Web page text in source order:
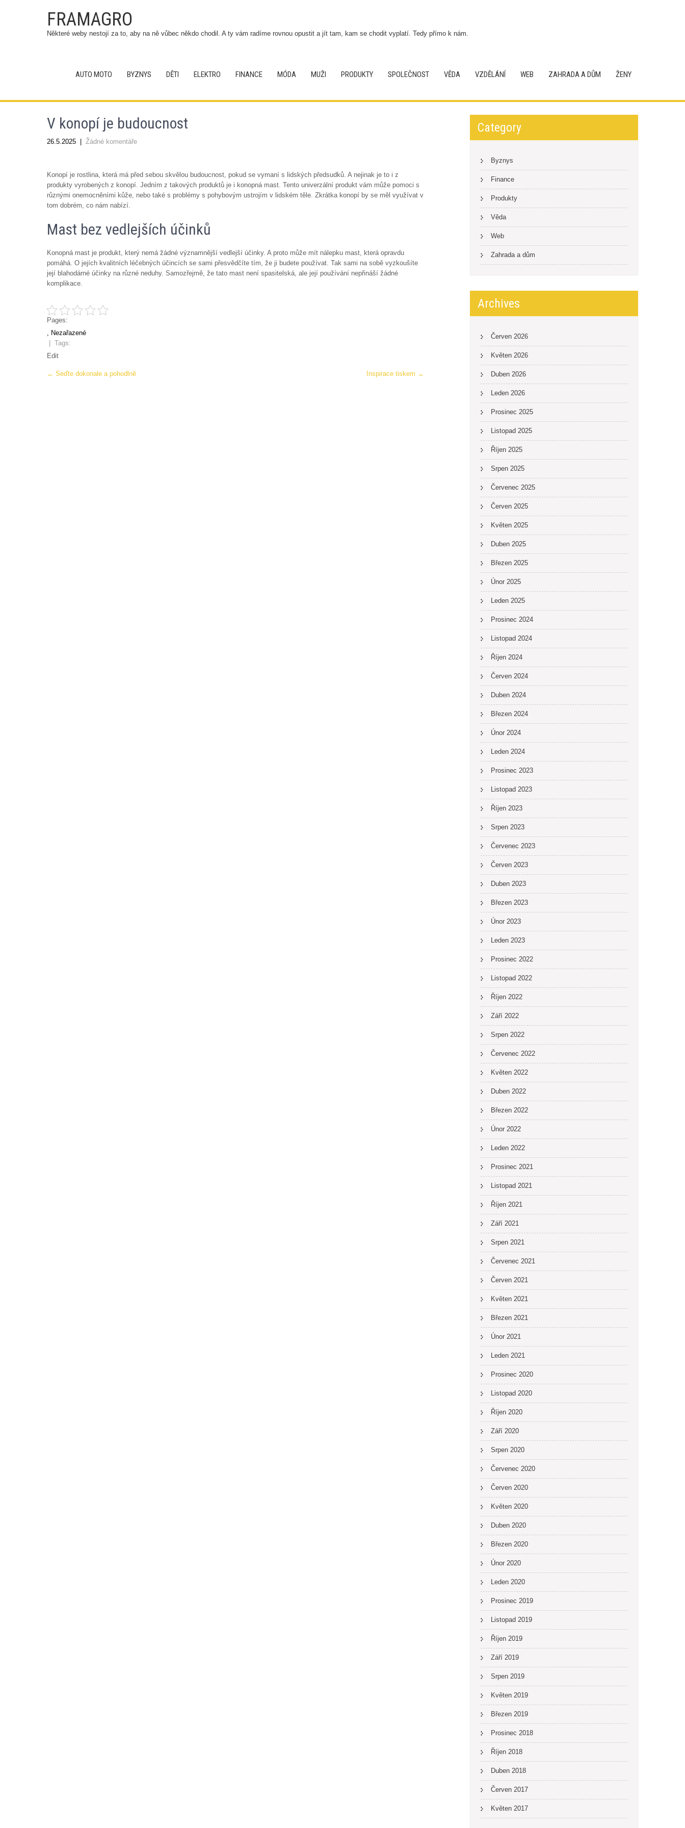
FRAMAGRO
Některé weby nestojí za to, aby na ně vůbec někdo chodil. A ty vám radíme rovnou opustit a jít tam, kam se chodit vyplatí. Tedy přímo k nám.
AUTO MOTO BYZNYS DĚTI ELEKTRO FINANCE MÓDA MUŽI PRODUKTY SPOLEČNOST VĚDA VZDĚLÁNÍ WEB ZAHRADA A DŮM ŽENY
V konopí je budoucnost
26.5.2025 Žádné komentáře
Konopí je rostlina, která má před sebou skvělou budoucnost, pokud se vymaní s lidských předsudků. A nejinak je to i z
produkty vyrobených z konopí. Jedním z takových produktů je i konopná mast. Tento univerzální produkt vám může pomoci s
různými onemocněními kůže, nebo také s problémy s pohybovým ustrojím v lidském těle. Zkrátka konopí by se měl využívat v
tom dobrém, co nám nabízí.
Mast bez vedlejších účinků
Konopná mast je produkt, který nemá žádné významnější vedlejší účinky. A proto může mít nálepku mast, která opravdu
pomáhá. O jejích kvalitních léčebných účincích se sami přesvědčíte tím, že ji budete používat. Tak sami na sobě vyzkoušíte
její blahodárné účinky na různé neduhy. Samozřejmě, že tato mast není spasitelská, ale její používání nepřináší žádné
komplikace.
Pages:
, Nezařazené
| Tags:
Edit
Post
← Seďte dokonale a pohodlně Inspirace tiskem →
Category
Byznys
Finance
Produkty
Věda
Web
Zahrada a dům
Archives
Červen 2026
Květen 2026
Duben 2026
Leden 2026
Prosinec 2025
Listopad 2025
Říjen 2025
Srpen 2025
Červenec 2025
Červen 2025
Květen 2025
Duben 2025
Březen 2025
Únor 2025
Leden 2025
Prosinec 2024
Listopad 2024
Říjen 2024
Červen 2024
Duben 2024
Březen 2024
Únor 2024
Leden 2024
Prosinec 2023
Listopad 2023
Říjen 2023
Srpen 2023
Červenec 2023
Červen 2023
Duben 2023
Březen 2023
Únor 2023
Leden 2023
Prosinec 2022
Listopad 2022
Říjen 2022
Září 2022
Srpen 2022
Červenec 2022
Květen 2022
Duben 2022
Březen 2022
Únor 2022
Leden 2022
Prosinec 2021
Listopad 2021
Říjen 2021
Září 2021
Srpen 2021
Červenec 2021
Červen 2021
Květen 2021
Březen 2021
Únor 2021
Leden 2021
Prosinec 2020
Listopad 2020
Říjen 2020
Září 2020
Srpen 2020
Červenec 2020
Červen 2020
Květen 2020
Duben 2020
Březen 2020
Únor 2020
Leden 2020
Prosinec 2019
Listopad 2019
Říjen 2019
Září 2019
Srpen 2019
Květen 2019
Březen 2019
Prosinec 2018
Říjen 2018
Duben 2018
Červen 2017
Květen 2017